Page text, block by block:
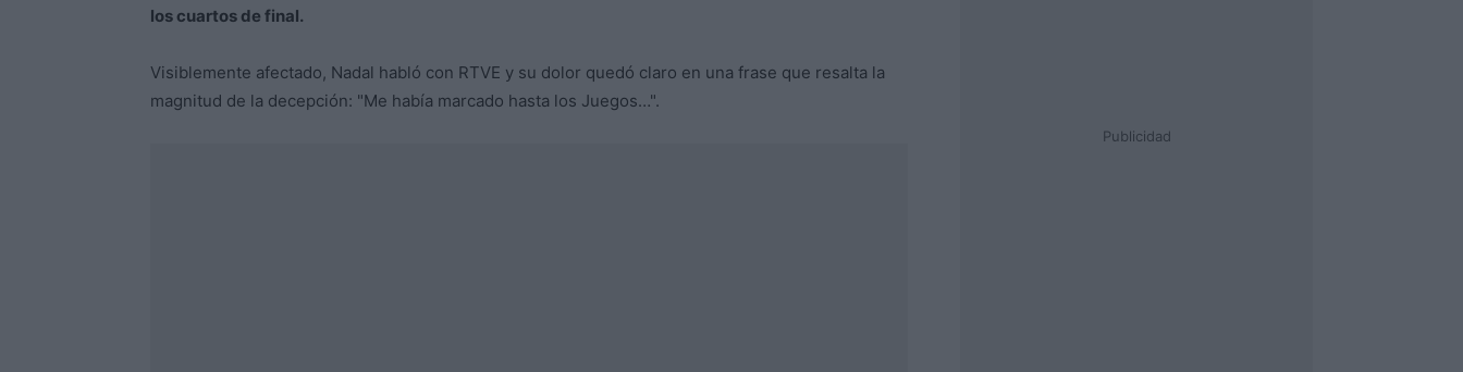
los cuartos de final.
Visiblemente afectado, Nadal habló con RTVE y su dolor quedó claro en una frase que resalta la
magnitud de la decepción: "Me había marcado hasta los Juegos…".
Publicidad